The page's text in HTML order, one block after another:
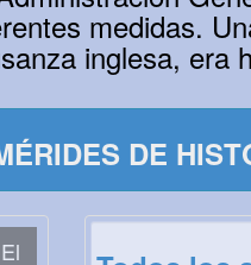
medidas.
inglesa, era
DE